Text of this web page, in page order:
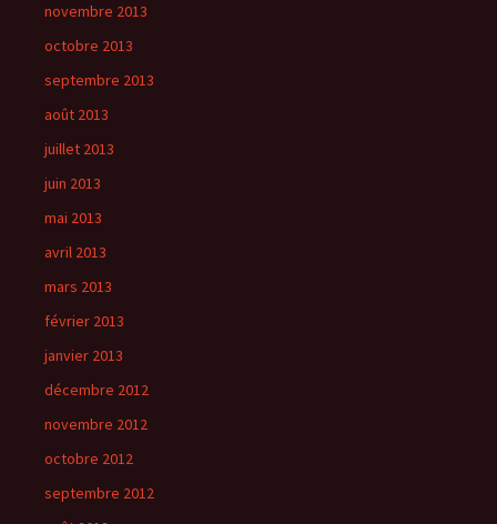
novembre 2013
octobre 2013
septembre 2013
août 2013
juillet 2013
juin 2013
mai 2013
avril 2013
mars 2013
février 2013
janvier 2013
décembre 2012
novembre 2012
octobre 2012
septembre 2012